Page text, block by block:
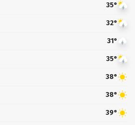
35°
32°
31°
35°
38°
38°
39°